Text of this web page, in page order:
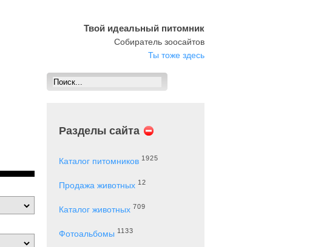
Твой идеальный питомник
Собиратель зоосайтов
Ты тоже здесь
Разделы сайта
Каталог питомников 1925
Продажа животных 12
Каталог животных 709
Фотоальбомы 1133